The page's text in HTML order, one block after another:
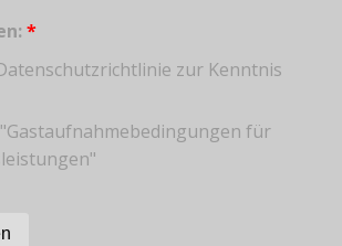
*
zur Kenntnis
für